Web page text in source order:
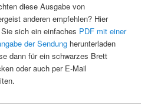
diese Ausgabe von
anderen empfehlen? Hier
sich ein einfaches PDF mit einer
der Sendungherunterladen
dann für ein schwarzes Brett
oder auch per E-Mail